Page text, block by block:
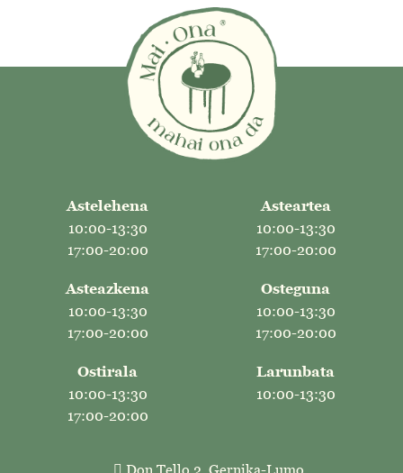
Astelehena
10:00-13:30
17:00-20:00
Asteartea
10:00-13:30
17:00-20:00
Asteazkena
10:00-13:30
17:00-20:00
Osteguna
10:00-13:30
17:00-20:00
Ostirala
10:00-13:30
17:00-20:00
Larunbata
10:00-13:30